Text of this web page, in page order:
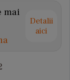
mai
Detalii
aici